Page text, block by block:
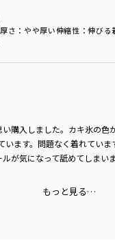
さ ：やや厚い伸縮性 ：伸びる
購入しました。カキ氷の色
います。問題なく着れてい
が気になって舐めてしまい
もっと見る…